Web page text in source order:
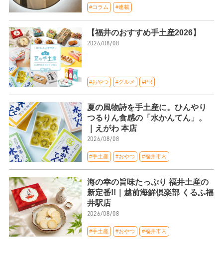
#コラム #連載
【福井のおすすめ手土産2026】
2026/08/08
#おやつ #グルメ #PR
夏の風物詩を手土産に。ひんやり
つるりん食感の「水かんてん」。
｜えがわ 本店
2026/08/08
#手土産 #おやつ #福井市内
海の幸の旨味たっぷり 福井土産の
新定番!!｜越前海鮮倶楽部 くるふ福
井駅店
2026/08/08
#手土産 #おやつ #福井市内